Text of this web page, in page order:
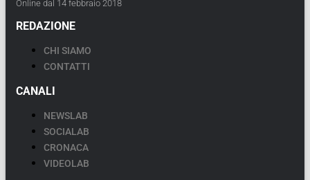
Online dal 14 febbraio 2018
REDAZIONE
CHI SIAMO
CONTATTI
CANALI
NEWSLAB
SOCIALAB
CRONACA
VIDEOLAB